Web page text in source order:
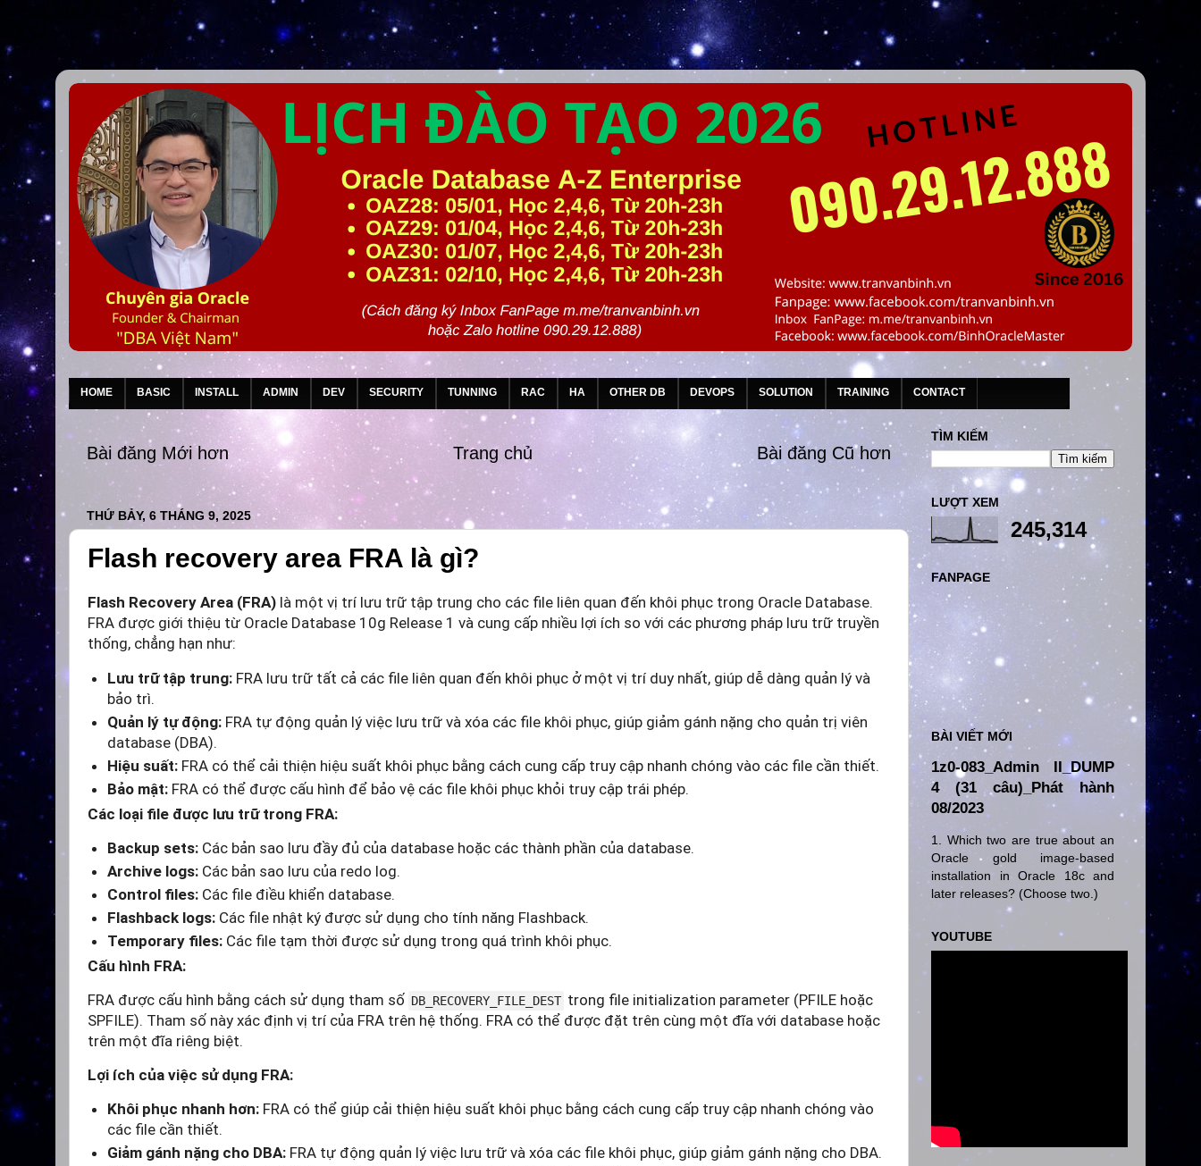
HOME BASIC INSTALL ADMIN DEV SECURITY TUNNING RAC HA OTHER DB DEVOPS SOLUTION TRAINING CONTACT
Bài đăng Mới hơn Bài đăng Cũ hơn
Trang chủ
THỨ BẢY, 6 THÁNG 9, 2025
Flash recovery area FRA là gì?
Flash Recovery Area (FRA) là một vị trí lưu trữ tập trung cho các file liên quan đến khôi phục trong Oracle Database.
FRA được giới thiệu từ Oracle Database 10g Release 1 và cung cấp nhiều lợi ích so với các phương pháp lưu trữ truyền
thống, chẳng hạn như:
Lưu trữ tập trung: FRA lưu trữ tất cả các file liên quan đến khôi phục ở một vị trí duy nhất, giúp dễ dàng quản lý và
bảo trì.
Quản lý tự động: FRA tự động quản lý việc lưu trữ và xóa các file khôi phục, giúp giảm gánh nặng cho quản trị viên
database (DBA).
Hiệu suất: FRA có thể cải thiện hiệu suất khôi phục bằng cách cung cấp truy cập nhanh chóng vào các file cần thiết.
Bảo mật: FRA có thể được cấu hình để bảo vệ các file khôi phục khỏi truy cập trái phép.
Các loại file được lưu trữ trong FRA:
Backup sets: Các bản sao lưu đầy đủ của database hoặc các thành phần của database.
Archive logs: Các bản sao lưu của redo log.
Control files: Các file điều khiển database.
Flashback logs: Các file nhật ký được sử dụng cho tính năng Flashback.
Temporary files: Các file tạm thời được sử dụng trong quá trình khôi phục.
Cấu hình FRA:
FRA được cấu hình bằng cách sử dụng tham số DB_RECOVERY_FILE_DEST trong file initialization parameter (PFILE hoặc
SPFILE). Tham số này xác định vị trí của FRA trên hệ thống. FRA có thể được đặt trên cùng một đĩa với database hoặc
trên một đĩa riêng biệt.
Lợi ích của việc sử dụng FRA:
Khôi phục nhanh hơn: FRA có thể giúp cải thiện hiệu suất khôi phục bằng cách cung cấp truy cập nhanh chóng vào
các file cần thiết.
Giảm gánh nặng cho DBA: FRA tự động quản lý việc lưu trữ và xóa các file khôi phục, giúp giảm gánh nặng cho DBA.
TÌM KIẾM
LƯỢT XEM
245,314
FANPAGE
BÀI VIẾT MỚI
1z0-083_Admin II_DUMP
4 (31 câu)_Phát hành
08/2023
1. Which two are true about an
Oracle gold image-based
installation in Oracle 18c and
later releases? (Choose two.)
YOUTUBE